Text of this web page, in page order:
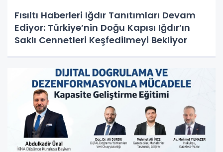
Fısıltı Haberleri Iğdır Tanıtımları Devam
Ediyor: Türkiye’nin Doğu Kapısı Iğdır’ın
Saklı Cennetleri Keşfedilmeyi Bekliyor